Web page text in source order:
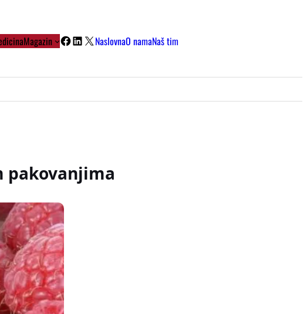
Magazin Facebook
LinkedIn
X NaslovnaO namaNaš tim
pakovanjima